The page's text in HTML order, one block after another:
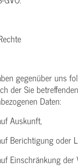
gegenüber uns
der Sie betreffenden
Daten:
Auskunft,
Berichtigung oder
Einschränkung der